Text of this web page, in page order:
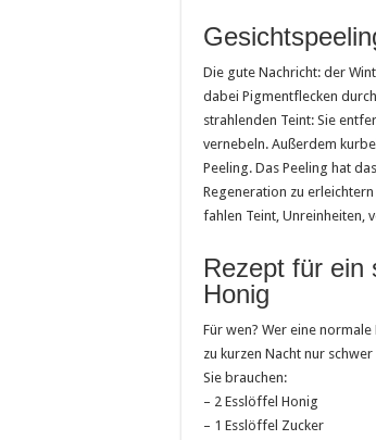
Die gute Nachricht: der
dabei Pigmentflecken
strahlenden Teint: Sie
vernebeln. Außerdem
Peeling. Das Peeling hat
Regeneration zu
fahlen Teint, Unreinheiten,
Rezept für ein
Honig
Für wen? Wer eine
zu kurzen Nacht nur
Sie brauchen:
– 2 Esslöffel Honig
– 1 Esslöffel Zucker